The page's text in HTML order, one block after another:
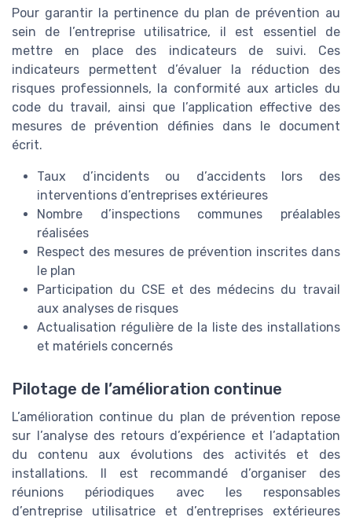
Pour garantir la pertinence du plan de prévention au
sein de l’entreprise utilisatrice, il est essentiel de
mettre en place des indicateurs de suivi. Ces
indicateurs permettent d’évaluer la réduction des
risques professionnels, la conformité aux articles du
code du travail, ainsi que l’application effective des
mesures de prévention définies dans le document
écrit.
Taux d’incidents ou d’accidents lors des
interventions d’entreprises extérieures
Nombre d’inspections communes préalables
réalisées
Respect des mesures de prévention inscrites dans
le plan
Participation du CSE et des médecins du travail
aux analyses de risques
Actualisation régulière de la liste des installations
et matériels concernés
Pilotage de l’amélioration continue
L’amélioration continue du plan de prévention repose
sur l’analyse des retours d’expérience et l’adaptation
du contenu aux évolutions des activités et des
installations. Il est recommandé d’organiser des
réunions périodiques avec les responsables
d’entreprise utilisatrice et d’entreprises extérieures